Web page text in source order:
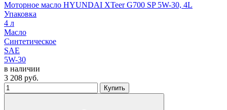
Моторное масло HYUNDAI XTeer G700 SP 5W-30, 4L
Упаковка
4 л
Масло
Синтетическое
SAE
5W-30
в наличии
3 208 руб.
Купить